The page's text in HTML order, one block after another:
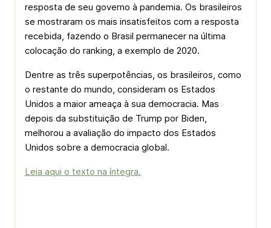
resposta de seu governo à pandemia. Os brasileiros
se mostraram os mais insatisfeitos com a resposta
recebida, fazendo o Brasil permanecer na última
colocação do ranking, a exemplo de 2020.
Dentre as três superpotências, os brasileiros, como
o restante do mundo, consideram os Estados
Unidos a maior ameaça à sua democracia. Mas
depois da substituição de Trump por Biden,
melhorou a avaliação do impacto dos Estados
Unidos sobre a democracia global.
Leia aqui o texto na íntegra.